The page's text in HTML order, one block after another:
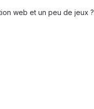
web et un peu de jeux ?